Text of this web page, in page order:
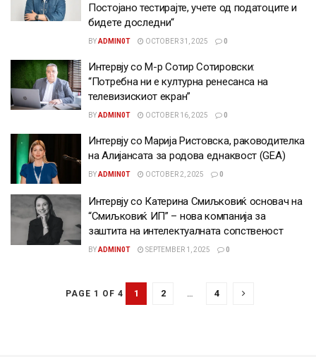
Постојано тестирајте, учете од податоците и
бидете доследни“
BYADMIN0T OCTOBER 31, 2025 0
Интервју со М-р Сотир Сотировски:
“Потребна ни е културна ренесанса на
телевизискиот екран”
BYADMIN0T OCTOBER 16, 2025 0
Интервју со Марија Ристовска, раководителка
на Алијансата за родова еднаквост (GEA)
BYADMIN0T OCTOBER 2, 2025 0
Интервју со Катерина Смиљковиќ основач на
“Смиљковиќ ИП” – нова компанија за
заштита на интелектуалната сопственост
BYADMIN0T SEPTEMBER 1, 2025 0
PAGE 1 OF 4 1 2 … 4